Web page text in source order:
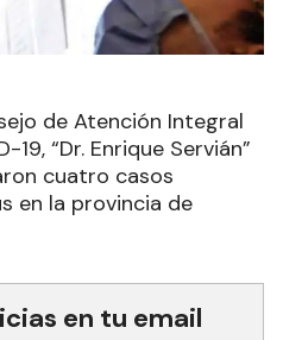
de Atención Integral
19, “Dr. Enrique Servián”
cuatro casos
en la provincia de
en tu email